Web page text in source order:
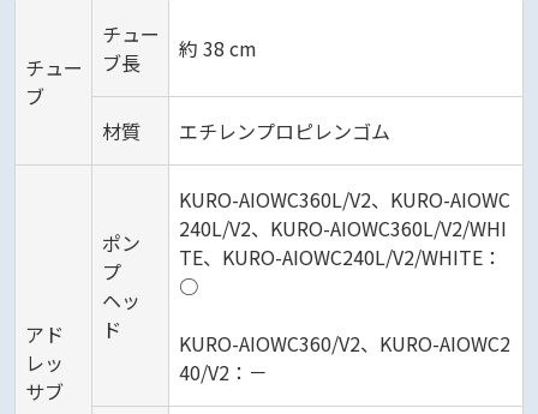
チュー
ブ
チュー
ブ長
約 38 cm
材質 エチレンプロピレンゴム
アド
レッ
サブ
ポン
プ
ヘッ
ド
KURO-AIOWC360L/V2、KURO-AIOWC
240L/V2、KURO-AIOWC360L/V2/WHI
TE、KURO-AIOWC240L/V2/WHITE：
○
KURO-AIOWC360/V2、KURO-AIOWC2
40/V2：－